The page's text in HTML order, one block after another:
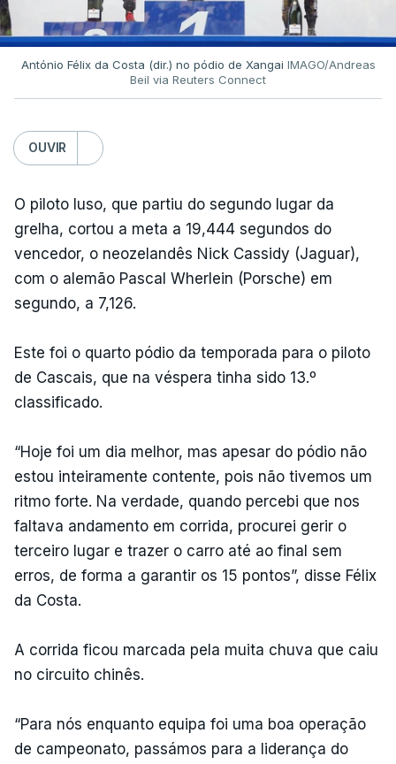
António Félix da Costa (dir.) no pódio de Xangai IMAGO/Andreas
Beil via Reuters Connect
OUVIR
O piloto luso, que partiu do segundo lugar da
grelha, cortou a meta a 19,444 segundos do
vencedor, o neozelandês Nick Cassidy (Jaguar),
com o alemão Pascal Wherlein (Porsche) em
segundo, a 7,126.
Este foi o quarto pódio da temporada para o piloto
de Cascais, que na véspera tinha sido 13.º
classificado.
“Hoje foi um dia melhor, mas apesar do pódio não
estou inteiramente contente, pois não tivemos um
ritmo forte. Na verdade, quando percebi que nos
faltava andamento em corrida, procurei gerir o
terceiro lugar e trazer o carro até ao final sem
erros, de forma a garantir os 15 pontos”, disse Félix
da Costa.
A corrida ficou marcada pela muita chuva que caiu
no circuito chinês.
“Para nós enquanto equipa foi uma boa operação
de campeonato, passámos para a liderança do